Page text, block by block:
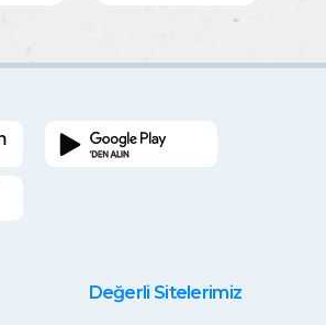
Değerli Sitelerimiz